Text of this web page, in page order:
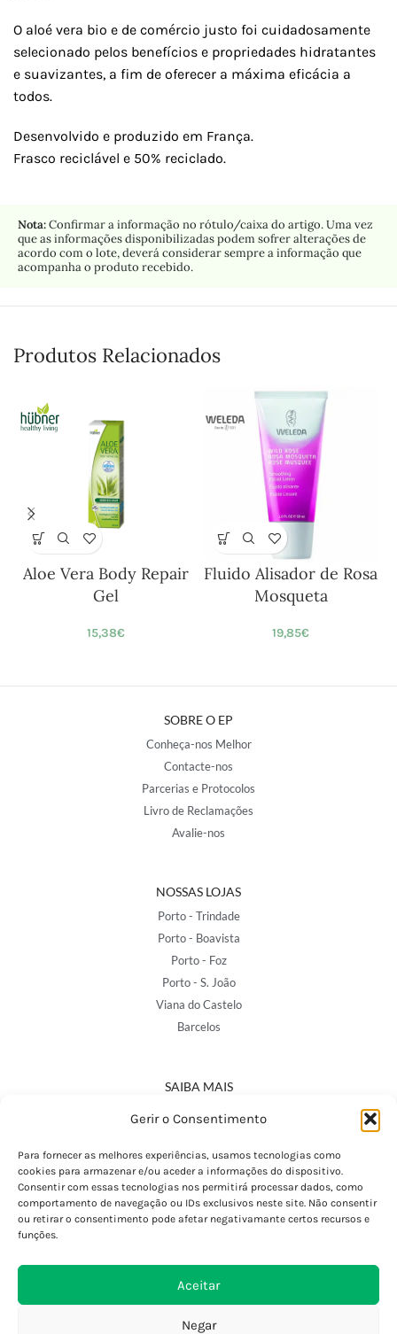
Gerir o Consentimento
Para fornecer as melhores experiências, usamos tecnologias como
cookies para armazenar e/ou aceder a informações do dispositivo.
Consentir com essas tecnologias nos permitirá processar dados, como
comportamento de navegação ou IDs exclusivos neste site. Não consentir
ou retirar o consentimento pode afetar negativamante certos recursos e
funções.
Aceitar
Negar
O aloé vera bio e de comércio justo foi cuidadosamente
selecionado pelos benefícios e propriedades hidratantes
e suavizantes, a fim de oferecer a máxima eficácia a
todos.
Desenvolvido e produzido em França.
Frasco reciclável e 50% reciclado.
Nota:Confirmar a informação no rótulo/caixa do artigo. Uma vez
que as informações disponibilizadas podem sofrer alterações de
acordo com o lote, deverá considerar sempre a informação que
acompanha o produto recebido.
Produtos Relacionados
Aloe Vera Body Repair
Gel
15,38€
Fluido Alisador de Rosa
Mosqueta
19,85€
SOBRE O EP
Conheça-nos Melhor
Contacte-nos
Parcerias e Protocolos
Livro de Reclamações
Avalie-nos
NOSSAS LOJAS
Porto - Trindade
Porto - Boavista
Porto - Foz
Porto - S. João
Viana do Castelo
Barcelos
SAIBA MAIS
Política de Privacidade
Termos e Condições
Perguntas Frequentes
Custos de Envio
Encomendas Internacionais
Devoluções e Trocas